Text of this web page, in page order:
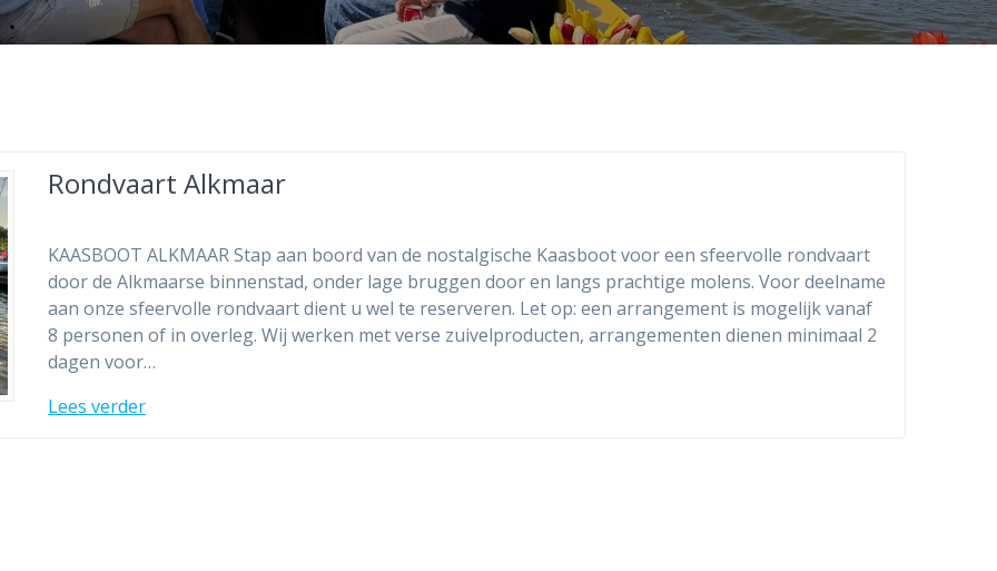
Rondvaart Alkmaar
KAASBOOT ALKMAAR Stap aan boord van de nostalgische Kaasboot voor een sfeervolle rondvaart
door de Alkmaarse binnenstad, onder lage bruggen door en langs prachtige molens. Voor deelname
aan onze sfeervolle rondvaart dient u wel te reserveren. Let op: een arrangement is mogelijk vanaf
8 personen of in overleg. Wij werken met verse zuivelproducten, arrangementen dienen minimaal 2
dagen voor…
Lees verder